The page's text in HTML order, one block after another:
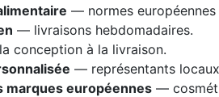
— normes européennes
— livraisons hebdomadaires.
conception à la livraison.
— représentants
marques européennes —